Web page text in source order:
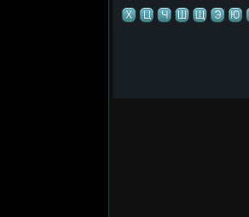
Х
Ц Ч Ш Щ Э Ю